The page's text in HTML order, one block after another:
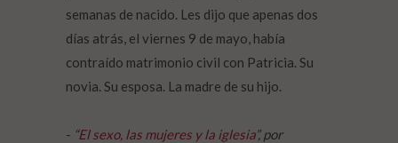
semanas de nacido. Les dijo que apenas dos
días atrás, el viernes 9 de mayo, había
contraído matrimonio civil con Patricia. Su
novia. Su esposa. La madre de su hijo.
- “El sexo, las mujeres y la iglesia”, por